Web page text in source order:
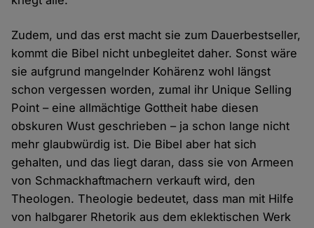
Zudem, und das erst macht sie zum Dauerbestseller,
kommt die Bibel nicht unbegleitet daher. Sonst wäre
sie aufgrund mangelnder Kohärenz wohl längst
schon vergessen worden, zumal ihr Unique Selling
Point – eine allmächtige Gottheit habe diesen
obskuren Wust geschrieben – ja schon lange nicht
mehr glaubwürdig ist. Die Bibel aber hat sich
gehalten, und das liegt daran, dass sie von Armeen
von Schmackhaftmachern verkauft wird, den
Theologen. Theologie bedeutet, dass man mit Hilfe
von halbgarer Rhetorik aus dem eklektischen Werk